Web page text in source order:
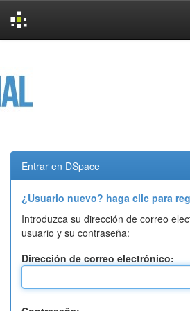
Entrar en DSpace
¿Usuario nuevo? haga clic para
Introduzca su dirección de correo
usuario y su contraseña:
Dirección de correo electrónico: